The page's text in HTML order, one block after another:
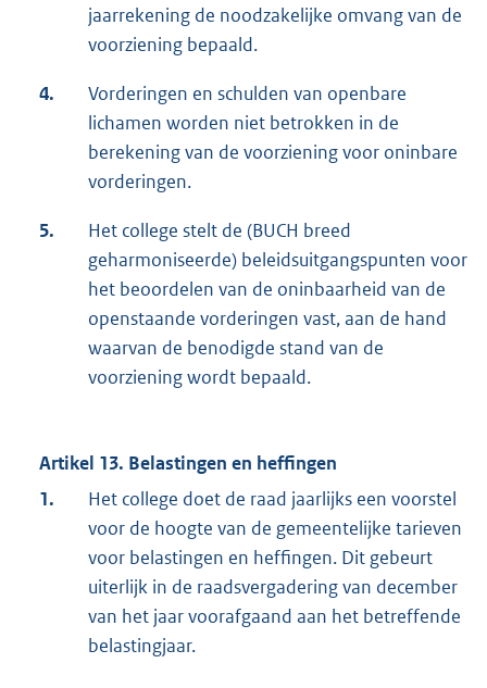
jaarrekening de noodzakelijke omvang van de
voorziening bepaald.
4.
Vorderingen en schulden van openbare
lichamen worden niet betrokken in de
berekening van de voorziening voor oninbare
vorderingen.
5.
Het college stelt de (BUCH breed
geharmoniseerde) beleidsuitgangspunten voor
het beoordelen van de oninbaarheid van de
openstaande vorderingen vast, aan de hand
waarvan de benodigde stand van de
voorziening wordt bepaald.
Artikel 13. Belastingen en heffingen
1.
Het college doet de raad jaarlijks een voorstel
voor de hoogte van de gemeentelijke tarieven
voor belastingen en heffingen. Dit gebeurt
uiterlijk in de raadsvergadering van december
van het jaar voorafgaand aan het betreffende
belastingjaar.